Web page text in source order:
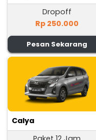
Dropoff
Rp 250.000
Pesan Sekarang
Calya